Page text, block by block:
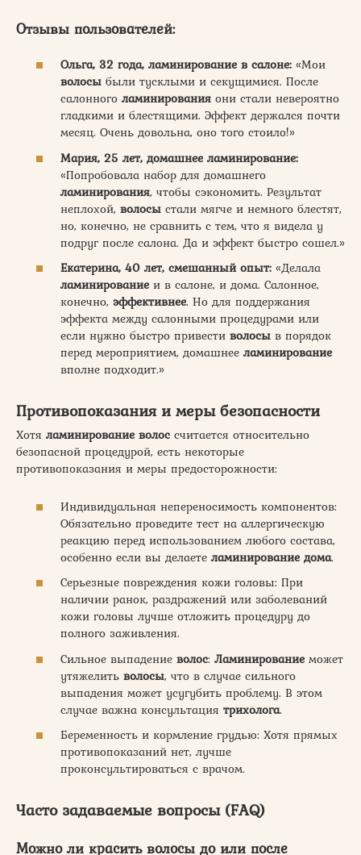
Отзывы пользователей:
Ольга, 32 года, ламинирование в салоне: «Мои
волосы были тусклыми и секущимися. После
салонного ламинирования они стали невероятно
гладкими и блестящими. Эффект держался почти
месяц. Очень довольна, оно того стоило!»
Мария, 25 лет, домашнее ламинирование:
«Попробовала набор для домашнего
ламинирования, чтобы сэкономить. Результат
неплохой, волосы стали мягче и немного блестят,
но, конечно, не сравнить с тем, что я видела у
подруг после салона. Да и эффект быстро сошел.»
Екатерина, 40 лет, смешанный опыт: «Делала
ламинирование и в салоне, и дома. Салонное,
конечно, эффективнее. Но для поддержания
эффекта между салонными процедурами или
если нужно быстро привести волосы в порядок
перед мероприятием, домашнее ламинирование
вполне подходит.»
Противопоказания и меры безопасности
Хотя ламинирование волос считается относительно
безопасной процедурой, есть некоторые
противопоказания и меры предосторожности:
Индивидуальная непереносимость компонентов:
Обязательно проведите тест на аллергическую
реакцию перед использованием любого состава,
особенно если вы делаете ламинирование дома.
Серьезные повреждения кожи головы: При
наличии ранок, раздражений или заболеваний
кожи головы лучше отложить процедуру до
полного заживления.
Сильное выпадение волос: Ламинирование может
утяжелить волосы, что в случае сильного
выпадения может усугубить проблему. В этом
случае важна консультация трихолога.
Беременность и кормление грудью: Хотя прямых
противопоказаний нет, лучше
проконсультироваться с врачом.
Часто задаваемые вопросы (FAQ)
Можно ли красить волосы до или после